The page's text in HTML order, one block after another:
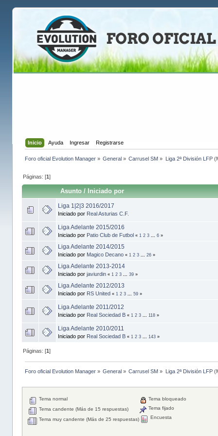
Inicio Ayuda Ingresar Registrarse
Foro oficial Evolution Manager» General » Carrusel SM » Liga 2ª División LFP
Páginas: [1]
Asunto/ Iniciado por
Liga 1|2|3 2016/2017
Iniciado por Real Asturias C.F.
Liga Adelante 2015/2016
Iniciado por Patio Club de Futbol « 1 2 3 6»
Liga Adelante 2014/2015
Iniciado por Magico Decano « 1 2 3 26»
Liga Adelante 2013-2014
Iniciado por javiurdin « 1 2 3 39»
Liga Adelante 2012/2013
Iniciado por RS United « 1 2 3 59»
Liga Adelante 2011/2012
Iniciado por Real Sociedad B « 1 2 3 118»
Liga Adelante 2010/2011
Iniciado por Real Sociedad B « 1 2 3 143»
Páginas: [1]
Foro oficial Evolution Manager» General » Carrusel SM » Liga 2ª División LFP
Tema normal
Tema candente (Más de 15 respuestas)
Tema muy candente (Más de 25 respuestas)
Tema bloqueado
Tema fijado
Encuesta